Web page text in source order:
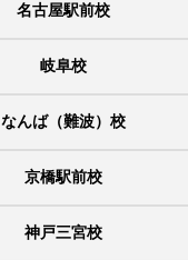
名古屋駅前校
岐阜校
なんば（難波）校
京橋駅前校
神戸三宮校